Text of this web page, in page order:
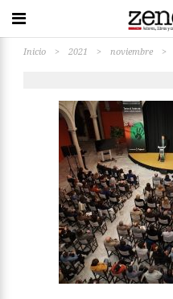
Inicio > 2021 > noviembre >